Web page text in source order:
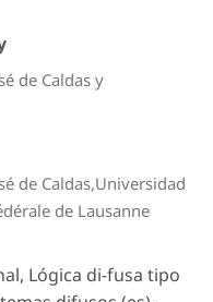
de Caldas y
de Caldas,Universidad
de Lausanne
Lógica di-fusa tipo